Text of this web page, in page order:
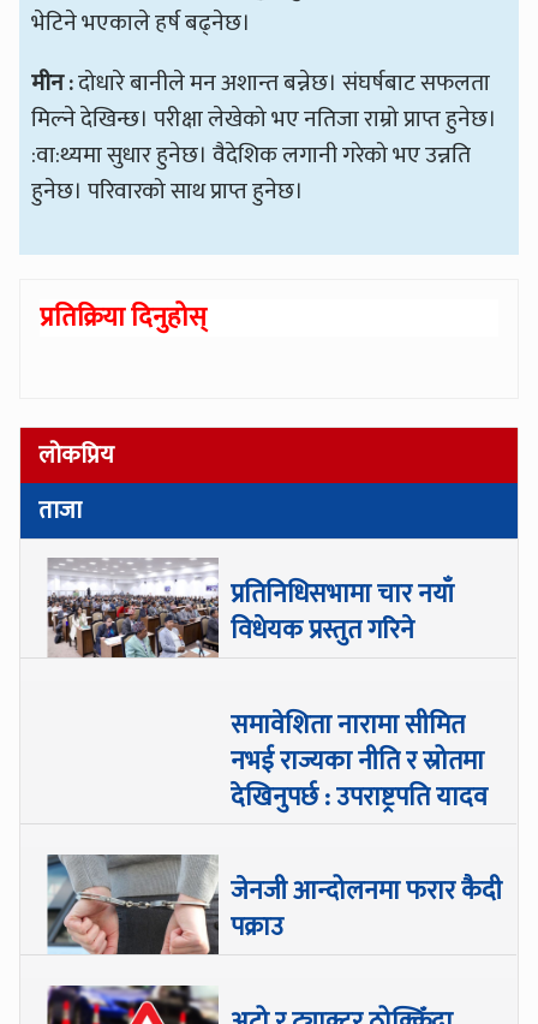
भेटिने भएकाले हर्ष बढ्नेछ।
मीन :दोधारे बानीले मन अशान्त बन्नेछ। संघर्षबाट सफलता
मिल्ने देखिन्छ। परीक्षा लेखेको भए नतिजा राम्रो प्राप्त हुनेछ।
:वा:थ्यमा सुधार हुनेछ। वैदेशिक लगानी गरेको भए उन्नति
हुनेछ। परिवारको साथ प्राप्त हुनेछ।
प्रतिक्रिया दिनुहोस्
लोकप्रिय
ताजा
प्रतिनिधिसभामा चार नयाँ
विधेयक प्रस्तुत गरिने
समावेशिता नारामा सीमित
नभई राज्यका नीति र स्रोतमा
देखिनुपर्छ : उपराष्ट्रपति यादव
जेनजी आन्दोलनमा फरार कैदी
पक्राउ